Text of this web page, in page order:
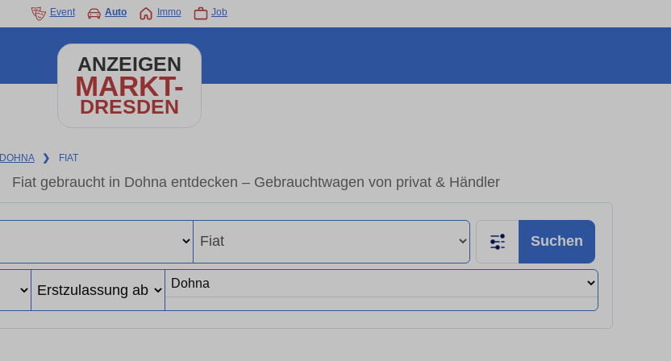
Event Auto Immo Job
ANZEIGEN
MARKT-
DRESDEN
DOHNA ❯ FIAT
Fiat gebraucht in Dohna entdecken – Gebrauchtwagen von privat & Händler
Suchen